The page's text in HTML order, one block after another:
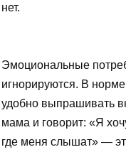
нет.
Эмоциональные
игнорируются. В
удобно выпрашивать
мама и говорит: «Я
где меня слышат» —